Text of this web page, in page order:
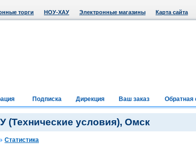
торги НОУ-ХАУ Электронные магазины Карта сайта
Подписка Дирекция Ваш заказ Обратная
(Технические условия), Омск
Статистика